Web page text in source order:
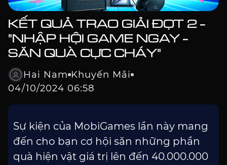
KẾT QUẢ TRAO GIẢI ĐỢT 2 -
"NHẬP HỘI GAME NGAY -
SĂN QUÀ CỰC CHÁY"
Hai Nam Khuyến Mãi
04/10/2024 06:58
Sự kiện của MobiGames lần này mang
đến cho bạn cơ hội săn những phần
quà hiện vật giá trị lên đến 40.000.000